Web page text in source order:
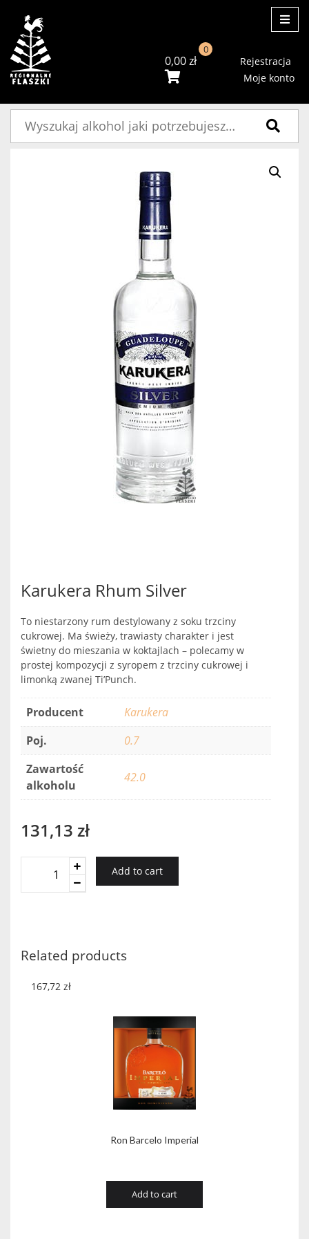
0,00zł
0
Rejestracja
Moje konto
Karukera Rhum Silver
To niestarzony rum destylowany z soku trzciny
cukrowej. Ma świeży, trawiasty charakter i jest
świetny do mieszania w koktajlach – polecamy w
prostej kompozycji z syropem z trzciny cukrowej i
limonką zwanej Ti’Punch.
Producent
Karukera
Poj.
0.7
Zawartość
alkoholu
42.0
131,13 zł
Add to cart
Related products
Ron Barcelo Imperial
167,72 zł
Add to cart